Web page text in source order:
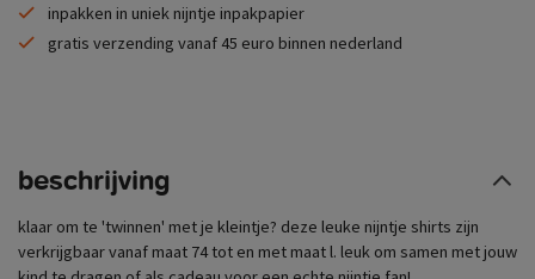
inpakken in uniek nijntje inpakpapier
gratis verzending vanaf 45 euro binnen nederland
beschrijving
klaar om te 'twinnen' met je kleintje? deze leuke nijntje shirts zijn
verkrijgbaar vanaf maat 74 tot en met maat l. leuk om samen met jouw